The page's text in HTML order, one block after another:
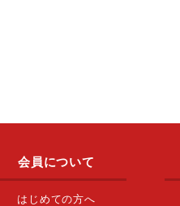
会員について
はじめての方へ